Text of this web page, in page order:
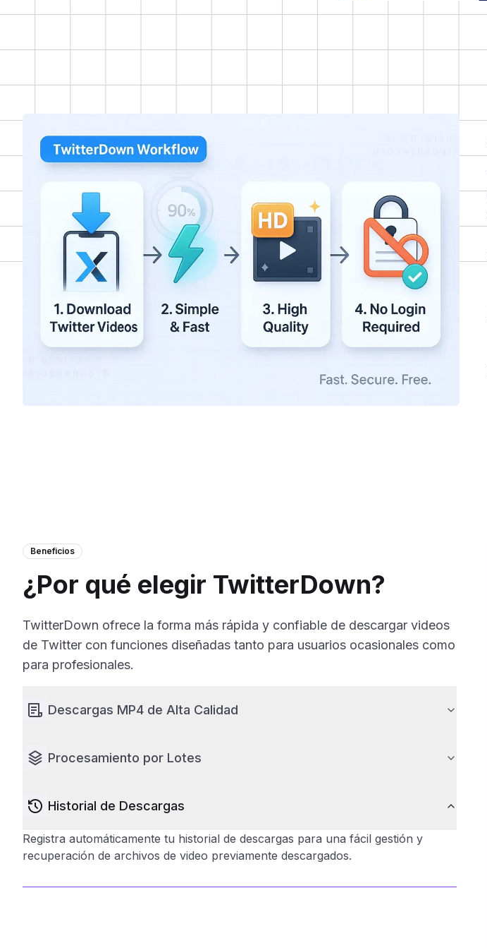
Beneficios
¿Por qué elegir TwitterDown?
TwitterDown ofrece la forma más rápida y confiable de descargar videos
de Twitter con funciones diseñadas tanto para usuarios ocasionales como
para profesionales.
Descargas MP4 de Alta Calidad
Procesamiento por Lotes
Historial de Descargas
Registra automáticamente tu historial de descargas para una fácil gestión y
recuperación de archivos de video previamente descargados.